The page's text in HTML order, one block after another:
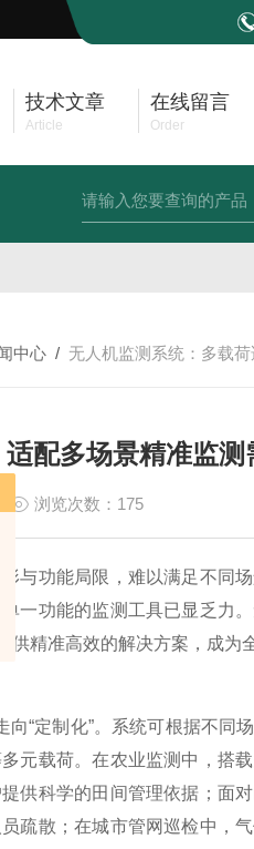
技术文章
Article
在线留言
Order
TBMA8 EMI测试天线
中心 / 无人机监测系统：多载荷
配多场景精准监测
浏览次数：175
功能局限，难以满足不同
一功能的监测工具已显乏力
精准高效的解决方案，成为
向“定制化”。系统可根据不同
元载荷。在农业监测中，搭
供科学的田间管理依据；面
疏散；在城市管网巡检中，